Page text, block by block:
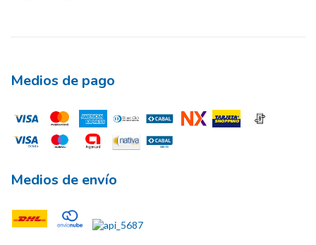
Medios de pago
Medios de envío